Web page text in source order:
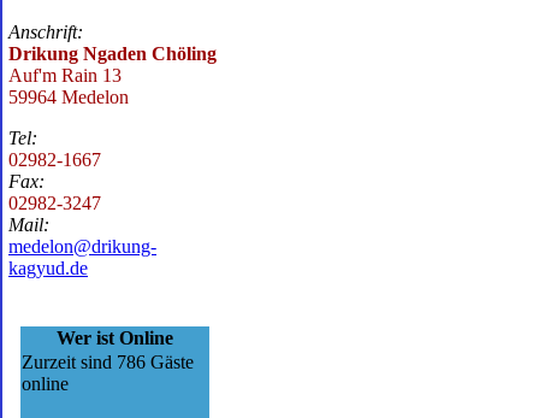
Anschrift:
Drikung Ngaden Chöling
Auf'm Rain 13
59964 Medelon
Tel:
02982-1667
Fax:
02982-3247
Mail:
medelon@drikung-
kagyud.de
Wer ist Online
Zurzeit sind 786 Gäste
online